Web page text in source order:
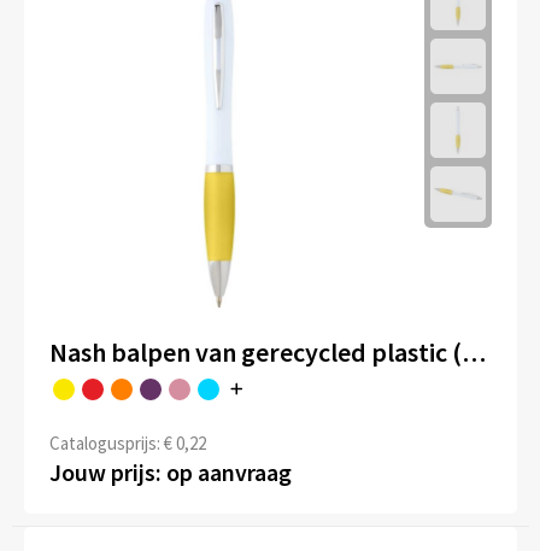
Nash balpen van gerecycled plastic (blauwe inkt)
Catalogusprijs: € 0,22
Jouw prijs: op aanvraag